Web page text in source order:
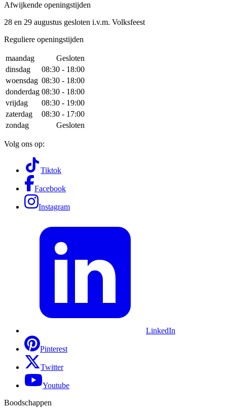
Afwijkende openingstijden
28 en 29 augustus gesloten i.v.m. Volksfeest
Reguliere openingstijden
maandag
Gesloten
dinsdag
08:30 - 18:00
woensdag 08:30 - 18:00
donderdag 08:30 - 18:00
vrijdag
08:30 - 19:00
zaterdag
08:30 - 17:00
zondag
Gesloten
Volg ons op:
Tiktok
Facebook
Instagram
LinkedIn
Pinterest
Twitter
Youtube
Boodschappen